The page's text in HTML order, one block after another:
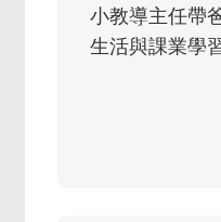
提前了解小一校園
無痛銜接上小學。